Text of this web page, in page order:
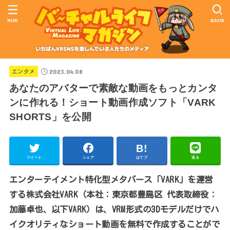
SEARCH
MENU
エンタメ 2023.04.08
あなたのアバターで素敵な動画をもっとカンタ
ンに作れる！ショート動画作成ソフト「VARK
SHORTS」を公開
ツイート シェア はてブ 送る
エンターテイメント特化型メタバース「VARK」を運営
する株式会社VARK（本社：東京都豊島区 代表取締役：
加藤卓也、以下VARK）は、VRM形式の3Dモデルだけでハ
イクオリティなショート動画を無料で作成することがで